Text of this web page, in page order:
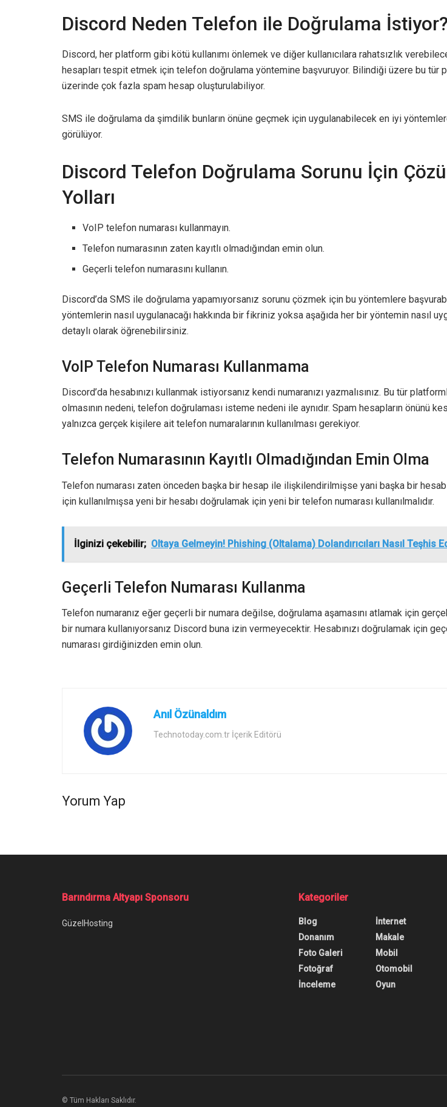
Discord Neden Telefon ile Doğrulama İstiyor?
Discord, her platform gibi kötü kullanımı önlemek ve diğer kullanıcılara rahatsızlık
hesapları tespit etmek için telefon doğrulama yöntemine başvuruyor. Bilindiği üzere bu tür
üzerinde çok fazla spam hesap oluşturulabiliyor.
SMS ile doğrulama da şimdilik bunların önüne geçmek için uygulanabilecek en iyi
görülüyor.
Discord Telefon Doğrulama Sorunu İçin
Yolları
VoIP telefon numarası kullanmayın.
Telefon numarasının zaten kayıtlı olmadığından emin olun.
Geçerli telefon numarasını kullanın.
Discord’da SMS ile doğrulama yapamıyorsanız sorunu çözmek için bu yöntemlere
yöntemlerin nasıl uygulanacağı hakkında bir fikriniz yoksa aşağıda her bir yöntemin nasıl
detaylı olarak öğrenebilirsiniz.
VoIP Telefon Numarası Kullanmama
Discord’da hesabınızı kullanmak istiyorsanız kendi numaranızı yazmalısınız. Bu tür
olmasının nedeni, telefon doğrulaması isteme nedeni ile aynıdır. Spam hesapların önünü
yalnızca gerçek kişilere ait telefon numaralarının kullanılması gerekiyor.
Telefon Numarasının Kayıtlı Olmadığından Emin Olma
Telefon numarası zaten önceden başka bir hesap ile ilişkilendirilmişse yani başka bir
için kullanılmışsa yeni bir hesabı doğrulamak için yeni bir telefon numarası kullanılmalıdır.
İlginizi çekebilir; Oltaya Gelmeyin! Phishing (Oltalama) Dolandırıcıları Nasıl Teşhis
Geçerli Telefon Numarası Kullanma
Telefon numaranız eğer geçerli bir numara değilse, doğrulama aşamasını atlamak için
bir numara kullanıyorsanız Discord buna izin vermeyecektir. Hesabınızı doğrulamak için
numarası girdiğinizden emin olun.
Anıl Özünaldım
Technotoday.com.tr İçerik Editörü
Yorum Yap
Ana Sayfa/Discord Ses Gitmiyor, Çözümü Nedir?
Discord Ses Gitmiyor,
Discord ses gitmiyor, ne yapmalıyım diye soruyorsanız bu yöntemleri